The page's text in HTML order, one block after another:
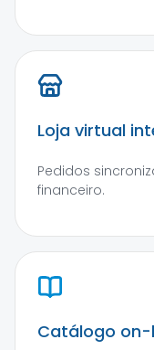
Loja virtual
Pedidos
financeiro.
Catálogo on-